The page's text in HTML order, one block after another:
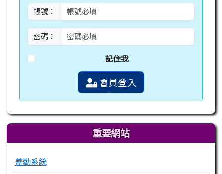
帳號：
密碼：
記住我
會員登入
重要網站
差勤系統